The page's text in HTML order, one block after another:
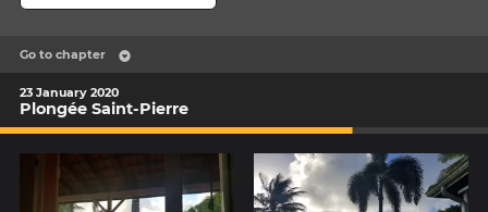
Go to chapter
23 January 2020
Plongée Saint-Pierre